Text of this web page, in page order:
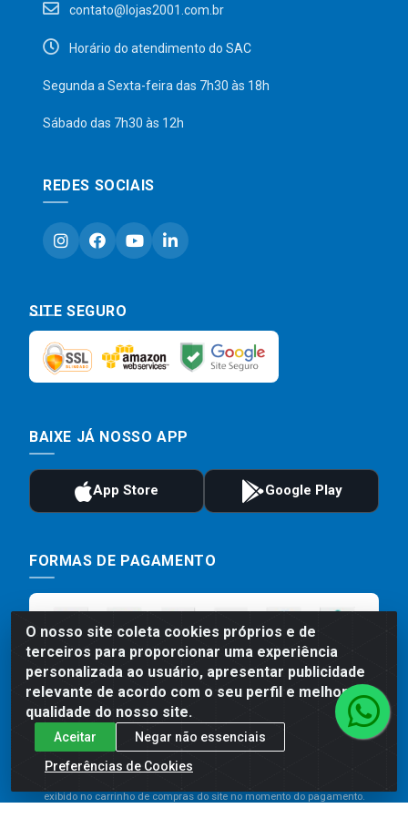
O nosso site coleta cookies próprios e de
terceiros para proporcionar uma experiência
personalizada ao usuário, apresentar publicidade
relevante de acordo com o seu perfil e melhorar a
qualidade do nosso site.
Aceitar
Negar não essenciais
Preferências de Cookies
contato@lojas2001.com.br
Horário do atendimento do SAC
Segunda a Sexta-feira das 7h30 às 18h
Sábado das 7h30 às 12h
REDES SOCIAIS
SITE SEGURO
BAIXE JÁ NOSSO APP
FORMAS DE PAGAMENTO
Preços, promoções, condições de pagamento e frete são válidos
para compras realizadas exclusivamente pelo site. Caso haja
exibido no carrinho de compras do site no momento do pagamento.